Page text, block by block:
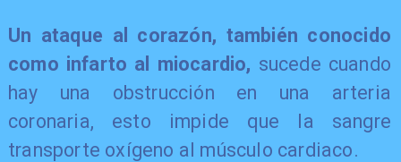
Un ataque al corazón, también conocido
como infarto al miocardio, sucede cuando
hay una obstrucción en una arteria
coronaria, esto impide que la sangre
transporte oxígeno al músculo cardiaco.